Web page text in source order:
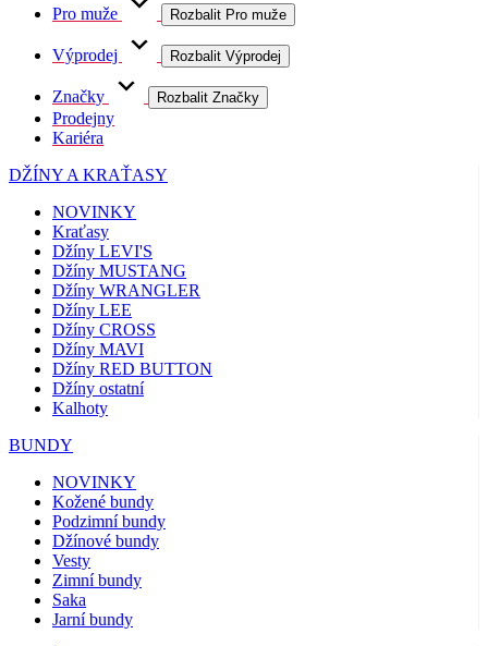
Pro muže Rozbalit Pro muže
Výprodej Rozbalit Výprodej
Značky Rozbalit Značky
Prodejny
Kariéra
DŽÍNY A KRAŤASY
NOVINKY
Kraťasy
Džíny LEVI'S
Džíny MUSTANG
Džíny WRANGLER
Džíny LEE
Džíny CROSS
Džíny MAVI
Džíny RED BUTTON
Džíny ostatní
Kalhoty
BUNDY
NOVINKY
Kožené bundy
Podzimní bundy
Džínové bundy
Vesty
Zimní bundy
Saka
Jarní bundy